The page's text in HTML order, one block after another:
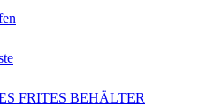
FRITES BEHÄLTER